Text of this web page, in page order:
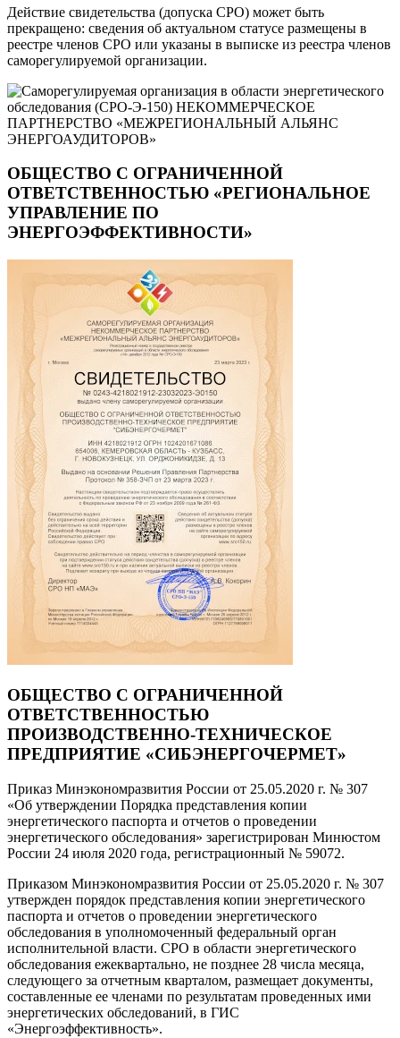
Действие свидетельства (допуска СРО) может быть
прекращено: сведения об актуальном статусе размещены в
реестре членов СРО или указаны в выписке из реестра членов
саморегулируемой организации.
ОБЩЕСТВО С ОГРАНИЧЕННОЙ
ОТВЕТСТВЕННОСТЬЮ «РЕГИОНАЛЬНОЕ
УПРАВЛЕНИЕ ПО
ЭНЕРГОЭФФЕКТИВНОСТИ»
ОБЩЕСТВО С ОГРАНИЧЕННОЙ
ОТВЕТСТВЕННОСТЬЮ
ПРОИЗВОДСТВЕННО-ТЕХНИЧЕСКОЕ
ПРЕДПРИЯТИЕ «СИБЭНЕРГОЧЕРМЕТ»
Приказ Минэкономразвития России от 25.05.2020 г. № 307
«Об утверждении Порядка представления копии
энергетического паспорта и отчетов о проведении
энергетического обследования» зарегистрирован Минюстом
России 24 июля 2020 года, регистрационный № 59072.
Приказом Минэкономразвития России от 25.05.2020 г. № 307
утвержден порядок представления копии энергетического
паспорта и отчетов о проведении энергетического
обследования в уполномоченный федеральный орган
исполнительной власти. СРО в области энергетического
обследования ежеквартально, не позднее 28 числа месяца,
следующего за отчетным кварталом, размещает документы,
составленные ее членами по результатам проведенных ими
энергетических обследований, в ГИС
«Энергоэффективность».